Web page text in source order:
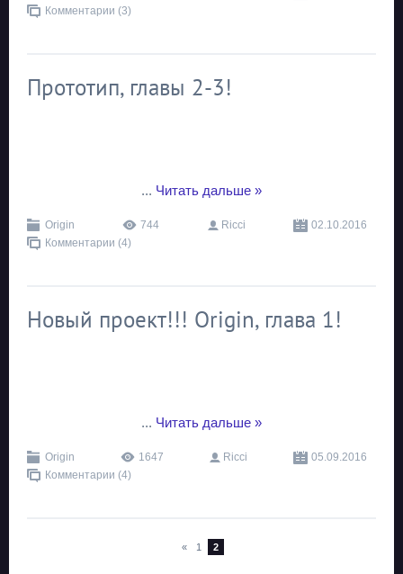
Комментарии (3)
Прототип, главы 2-3!
... Читать дальше »
Origin 744 Ricci
02.10.2016
Комментарии (4)
Новый проект!!! Origin, глава 1!
... Читать дальше »
Origin 1647 Ricci
05.09.2016
Комментарии (4)
« 1 2